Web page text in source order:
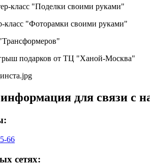
класс "Поделки своими руками"
класс "Фоторамки своими руками"
подарков от ТЦ "Ханой-Москва"
для связи с
66
сетях: